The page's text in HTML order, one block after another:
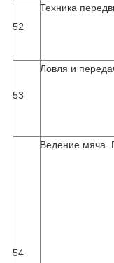
52
Техника
53
Ловля и
54
Ведение мяча.